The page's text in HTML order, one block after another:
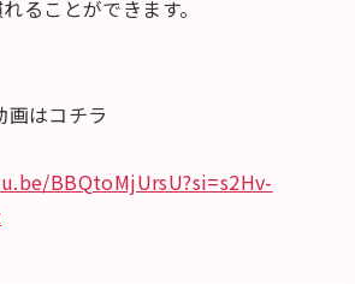
ることができます。
はコチラ
BBQtoMjUrsU?si=s2Hv-